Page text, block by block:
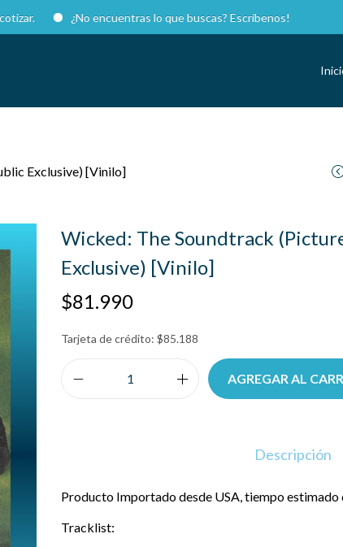
¿No encuentras lo que buscas? Escríbenos!
Exclusive) [Vinilo]
Wicked: The Soundtrack
Exclusive) [Vinilo]
$81.990
Tarjeta de crédito: $85.188
AGREGAR AL
Descripción
Producto Importado desde USA, tiempo estimado
Tracklist: